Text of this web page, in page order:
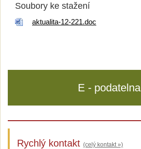
Soubory ke stažení
aktualita-12-221.doc
E - podatelna
Rychlý kontakt (celý kontakt »)